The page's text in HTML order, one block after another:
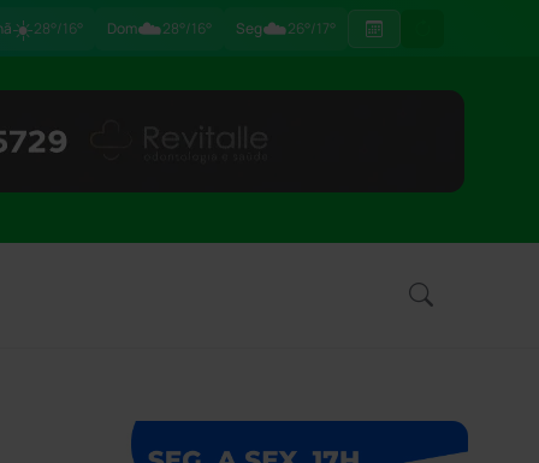
☀️28°/16° Dom☁️28°/16° Seg☁️26°/17°